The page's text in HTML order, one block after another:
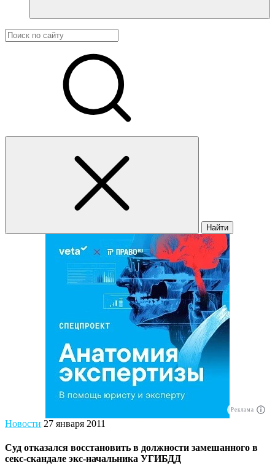
Найти
Реклама
Новости 27 января 2011
Суд отказался восстановить в должности замешанного в
секс-скандале экс-начальника УГИБДД